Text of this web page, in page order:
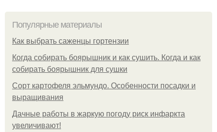
Популярные материалы
Как выбрать саженцы гортензии
Когда собирать боярышник и как сушить. Когда и как
собирать боярышник для сушки
Сорт картофеля эльмундо. Особенности посадки и
выращивания
Дачные работы в жаркую погоду риск инфаркта
увеличивают!